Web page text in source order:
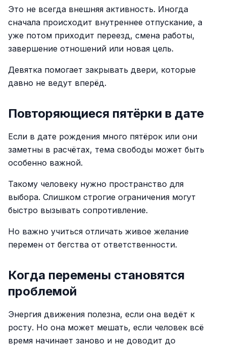
Это не всегда внешняя активность. Иногда
сначала происходит внутреннее отпускание, а
уже потом приходит переезд, смена работы,
завершение отношений или новая цель.
Девятка помогает закрывать двери, которые
давно не ведут вперёд.
Повторяющиеся пятёрки в дате
Если в дате рождения много пятёрок или они
заметны в расчётах, тема свободы может быть
особенно важной.
Такому человеку нужно пространство для
выбора. Слишком строгие ограничения могут
быстро вызывать сопротивление.
Но важно учиться отличать живое желание
перемен от бегства от ответственности.
Когда перемены становятся
проблемой
Энергия движения полезна, если она ведёт к
росту. Но она может мешать, если человек всё
время начинает заново и не доводит до